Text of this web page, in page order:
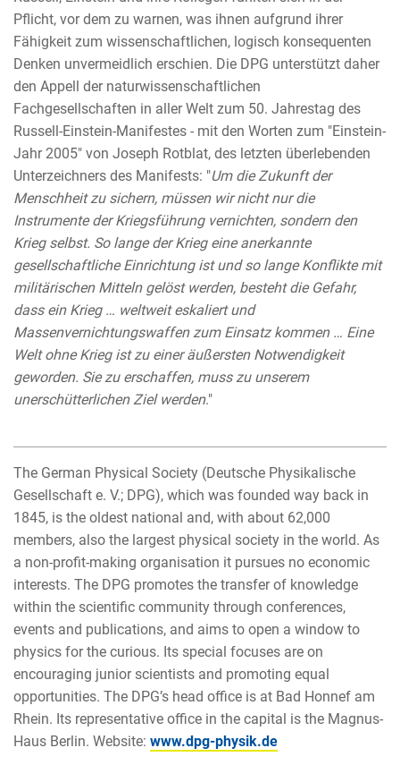
Pflicht, vor dem zu warnen, was ihnen aufgrund ihrer
Fähigkeit zum wissenschaftlichen, logisch konsequenten
Denken unvermeidlich erschien. Die DPG unterstützt daher
den Appell der naturwissenschaftlichen
Fachgesellschaften in aller Welt zum 50. Jahrestag des
Russell-Einstein-Manifestes - mit den Worten zum "Einstein-
Jahr 2005" von Joseph Rotblat, des letzten überlebenden
Unterzeichners des Manifests: "Um die Zukunft der
Menschheit zu sichern, müssen wir nicht nur die
Instrumente der Kriegsführung vernichten, sondern den
Krieg selbst. So lange der Krieg eine anerkannte
gesellschaftliche Einrichtung ist und so lange Konflikte mit
militärischen Mitteln gelöst werden, besteht die Gefahr,
dass ein Krieg … weltweit eskaliert und
Massenvernichtungswaffen zum Einsatz kommen … Eine
Welt ohne Krieg ist zu einer äußersten Notwendigkeit
geworden. Sie zu erschaffen, muss zu unserem
unerschütterlichen Ziel werden."
The German Physical Society (Deutsche Physikalische
Gesellschaft e. V.; DPG), which was founded way back in
1845, is the oldest national and, with about 62,000
members, also the largest physical society in the world. As
a non-profit-making organisation it pursues no economic
interests. The DPG promotes the transfer of knowledge
within the scientific community through conferences,
events and publications, and aims to open a window to
physics for the curious. Its special focuses are on
encouraging junior scientists and promoting equal
opportunities. The DPG’s head office is at Bad Honnef am
Rhein. Its representative office in the capital is the Magnus-
Haus Berlin. Website: www.dpg-physik.de